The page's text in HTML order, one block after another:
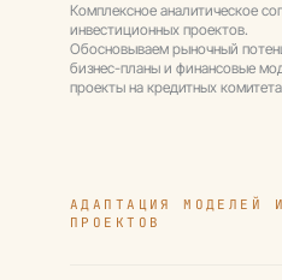
АДАПТАЦИЯ МОДЕЛЕЙ
ПРОЕКТОВ
Комплексное аналитическое
инвестиционных проектов.
Обосновываем рыночный
бизнес-планы и финансовые
проекты на кредитных